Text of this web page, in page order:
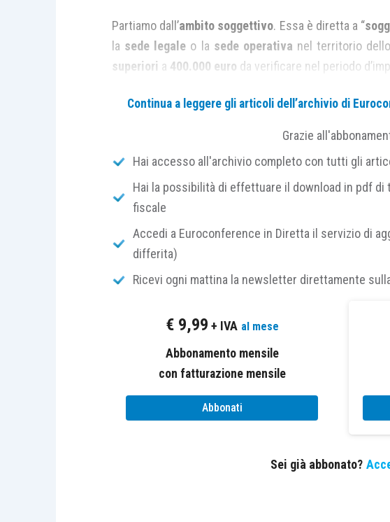
Partiamo dall’ambito soggettivo. Essa è diretta a “
la sede legale o la sede operativa nel territorio dello
superiori a 400.000 euro da verificare nel periodo
Il riferimento ai “ricavi o compensi” fa sì che
professionisti
Ulteriore presupposto è che i soggetti, come sopra
per prestazioni di lavoro dipendenteo assimilato nel
nel mese di febbraio. Quindi, in sostanza, avere avuto
causa ostativaall’accesso all’agevolazione; la non
far sorgere qualche dubbio.
stipendi o compensi a dipendenti o collaboratori
verificarsi il caso in cui il rapporto con il dipendente o
stesso mese di febbraio masenza pagamento di
non perfettamente desumibile dalla legge,
che versano in questa ipotesi esclusi dalla
eventualmente erogate acollaboratori occasionali ,
Continua a leggere gli articoli dell’archivio di
Grazie
Hai accesso all'archivio completo con tutti gli
Hai la possibilità di effettuare il download in pdf di
fiscale
Accedi a Euroconference in Diretta il servizio di
differita)
Ricevi ogni mattina la newsletter direttamente
€ 9,99 + IVA al mese
Abbonamento mensile
con fatturazione mensile
Abbonati
Sei già abbonato?